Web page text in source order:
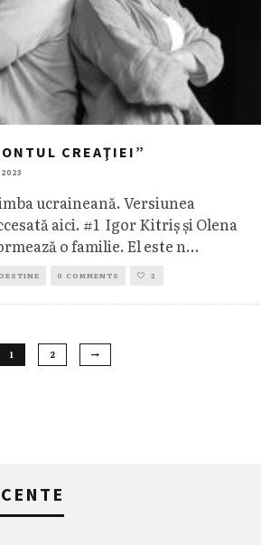
CREAŢIEI”
ucraineană. Versiunea
aici. #1 Igor Kitriş şi Olena
o familie. El este n...
0 COMMENTS 2
1 2